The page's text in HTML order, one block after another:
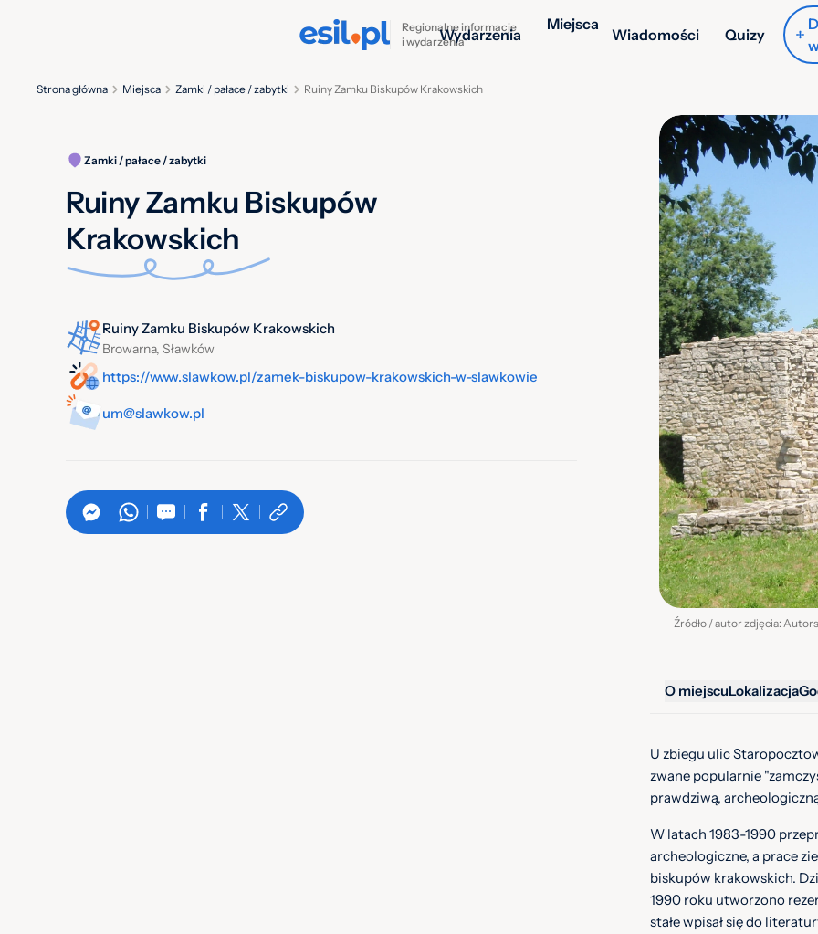
Regionalne informacje
i wydarzeniaWydarzenia
Miejsca
Wiadomości Quizy
Ruiny Zamku Biskupów Krakowskich
Zamki / pałace / zabytki
Miejsca
Strona główna
Zamki / pałace / zabytki
Ruiny Zamku Biskupów
Krakowskich
Ruiny Zamku Biskupów Krakowskich
Browarna, Sławków
https://www.slawkow.pl/zamek-biskupow-krakowskich-w-slawkowie
um@slawkow.pl
O miejscuLokalizacja
U zbiegu ulic
zwane popularnie
prawdziwą,
W latach 1983-1990
archeologiczne, a prace
biskupów krakowskich.
1990 roku utworzono
stałe wpisał się do